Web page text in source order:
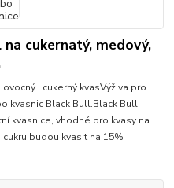
cukernatý, medový,
i cukerný kvasVýživa pro
kvasnic Black Bull.Black Bull
kvasnice, vhodné pro kvasy na
budou kvasit na 15%